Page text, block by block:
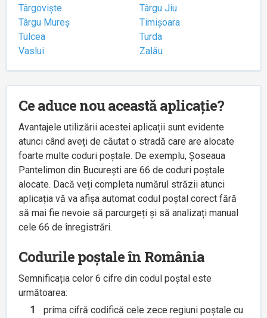
Târgoviște
Târgu Jiu
Târgu Mureș
Timișoara
Tulcea
Turda
Vaslui
Zalău
Ce aduce nou această aplicație?
Avantajele utilizării acestei aplicații sunt evidente
atunci când aveți de căutat o stradă care are alocate
foarte multe coduri poștale. De exemplu, Șoseaua
Pantelimon din București are 66 de coduri poștale
alocate. Dacă veți completa numărul străzii atunci
aplicația vă va afișa automat codul poștal corect fără
să mai fie nevoie să parcurgeți și să analizați manual
cele 66 de înregistrări.
Codurile poștale în România
Semnificația celor 6 cifre din codul poștal este
următoarea:
1
prima cifră codifică cele zece regiuni poștale cu